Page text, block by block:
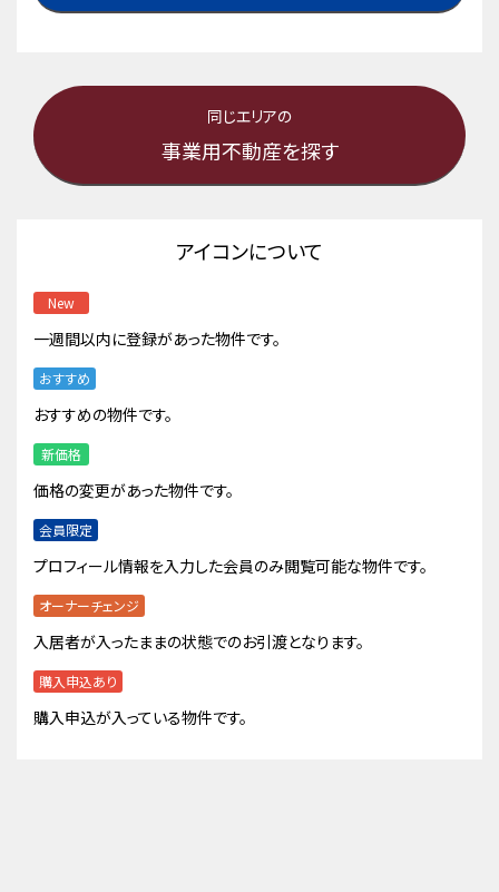
同じエリアの
事業用不動産を探す
アイコンについて
New
一週間以内に登録があった物件です。
おすすめ
おすすめの物件です。
新価格
価格の変更があった物件です。
会員限定
プロフィール情報を入力した会員のみ閲覧可能な物件です。
オーナーチェンジ
入居者が入ったままの状態でのお引渡となります。
購入申込あり
購入申込が入っている物件です。